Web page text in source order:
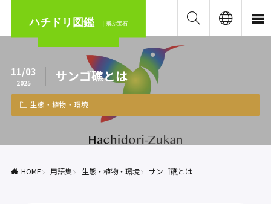
ハチドリ図鑑 ｜飛ぶ宝石
11/03
2025 サンゴ礁とは
生態・植物・環境
HOME 用語集 生態・植物・環境 サンゴ礁とは